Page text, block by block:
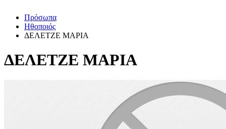
Πρόσωπα
Ηθοποιός
ΔΕΛΕΤΖΕ ΜΑΡΙΑ
ΔΕΛΕΤΖΕ ΜΑΡΙΑ